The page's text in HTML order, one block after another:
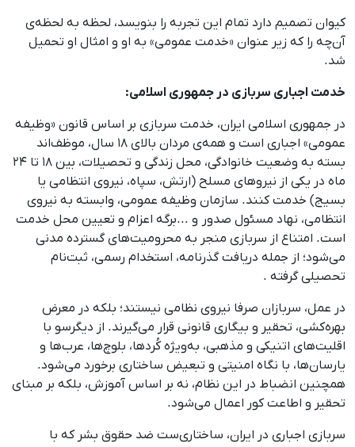
کیوان تصمیم دارد تمام این تجربه را بنویسد، لحظه به لحظه‌ی
آن‌چه را که زیر عنوان «خدمت عمومی» به او و امثال او تحمیل
شد.
خدمت اجباری سربازی در جمهوری اسلامی:
در جمهوری اسلامی ایران، خدمت سربازی بر اساس قانون «وظیفه
عمومی» اجباری است و همه‌ی مردان بالای ۱۸ سال، موظف‌اند
بسته به وضعیت خانوادگی، محل زندگی و تحصیلات، بین ۱۸ تا ۲۴
ماه در یکی از نیروهای مسلح (ارتش، سپاه، نیروی انتظامی یا
بسیج) خدمت کنند. سازمان وظیفه عمومی، وابسته به نیروی
انتظامی، نهاد مسئول صدور و ...برگه اعزام و تعیین محل خدمت
است. امتناع از سربازی منجر به محرومیت‌های گسترده مدنی
می‌شود؛ از جملە دریافت گذرنامه، استخدام رسمی، ثبت‌نام
تحصیلی گرفته .
در عمل، سربازان صرفا نیروی نظامی نیستند؛ بلکه در معرض
بهره‌کشی، تحقیر و بیگاری قانونی قرار می‌گیرند. از دیگرسو با
اقلیت‌های اتنیکی و مذهبی، به‌ویژه کُردها، بلوچ‌ها، عرب‌ها و
یارسان‌ها، با نگاه امنیتی و تبعیض ساختاری برخورد می‌شود.
همچنین انضباط در این نظام، نه بر اساس آموزش، بلکه بر مبنای
تحقیر و اطاعت کور اعمال می‌شود.
سربازی اجباری در ایران، ساختاری‌ست ضد حقوق بشر که با